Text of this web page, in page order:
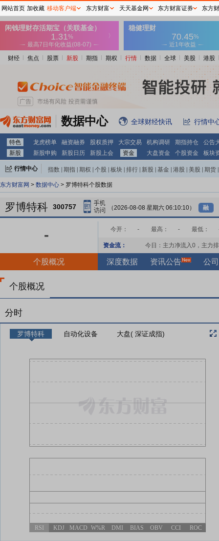
财经 焦点 股票 新股 期指 期权 行情 数据 全球 美股 港股
数据中心 全球财经快讯 行情中
特色 龙虎榜单 融资融券 股权质押 大宗交易 机构调研 期指持仓
公告
新股
新股申购 新股日历 新股上会 资金 大盘资金 个股资金 板块
行情中心 指数 期指 期权 个股 板块 排行 新股 基金 港股 美股 期货
东方财富网 > 数据中心 > 罗博特科个股数据
罗博特科 300757 （2026-08-08 星期六 06:10:10） 融
- 今开： - 最高： - 最低：
资金流： 今日：主力净流入0 ，主力
个股概况 深度数据 资讯公告 公
个股概况
分时
罗博特科 自动化设备 大盘( 深证成指)
RSI KDJ MACD W%R DMI BIAS OBV CCI ROC
网站首页 加收藏 移动客户端 东方财富 天天基金网 东方财富证券 东方